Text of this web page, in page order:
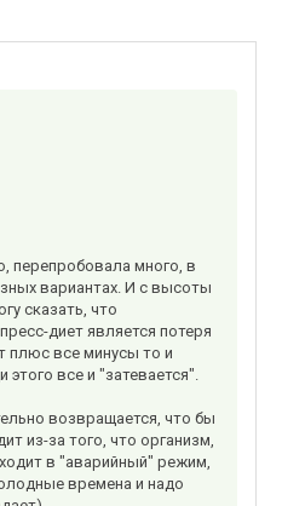
перепробовала много, в
вариантах. И с высоты
сказать, что
диет является потеря
плюс все минусы то и
все и "затевается".
возвращается, что бы
из-за того, что организм,
в "аварийный" режим,
времена и надо